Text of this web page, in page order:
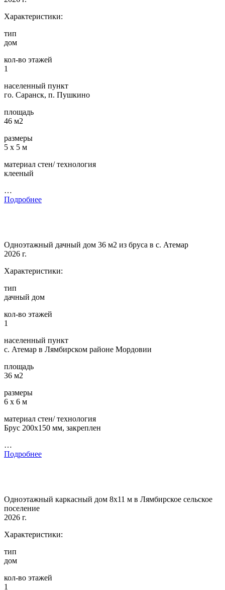
Характеристики:
тип
дом
кол-во этажей
1
населенный пункт
го. Саранск, п. Пушкино
площадь
46 м2
размеры
5 х 5 м
материал стен/ технология
клееный
…
Подробнее
Одноэтажный дачный дом 36 м2 из бруса в с. Атемар
2026 г.
Характеристики:
тип
дачный дом
кол-во этажей
1
населенный пункт
с. Атемар в Лямбирском районе Мордовии
площадь
36 м2
размеры
6 х 6 м
материал стен/ технология
Брус 200х150 мм, закреплен
…
Подробнее
Одноэтажный каркасный дом 8х11 м в Лямбирское сельское
поселение
2026 г.
Характеристики:
тип
дом
кол-во этажей
1